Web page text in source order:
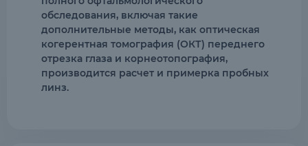
обследования, включая такие
дополнительные методы, как оптическая
когерентная томография (ОКТ) переднего
отрезка глаза и корнеотопография,
производится расчет и примерка пробных
линз.